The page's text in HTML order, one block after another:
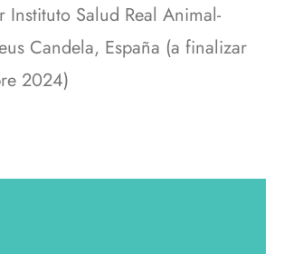
Instituto Salud Real Animal-
Candela, España (a finalizar
2024)